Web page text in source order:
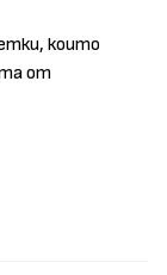
които
от